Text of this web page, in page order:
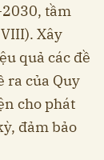
tầm
Xây
quả các đề
ra của Quy
cho phát
đảm bảo